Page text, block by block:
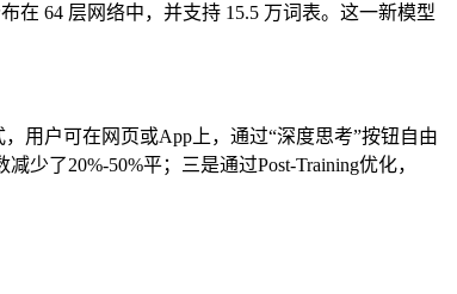
在 64 层网络中，并支持 15.5 万词表。这一新模型
用户可在网页或App上，通过“深度思考”按钮自由
少了20%-50%平；三是通过Post-Training优化，